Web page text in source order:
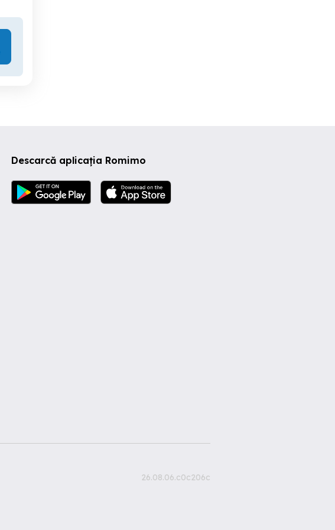
Descarcă aplicația Romimo
26.08.06.c0c206c